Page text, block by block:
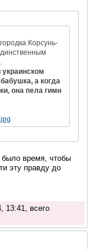
Корсунь-
а когда
она пела гимн
было время, чтобы
эту правду до
13:41, всего